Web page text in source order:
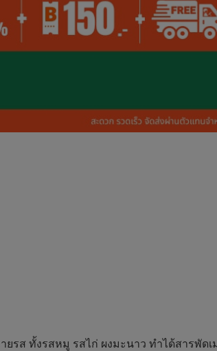
ส ทั้งรสหมู รสไก่ ผงมะนาว ทำได้สารพัดเ